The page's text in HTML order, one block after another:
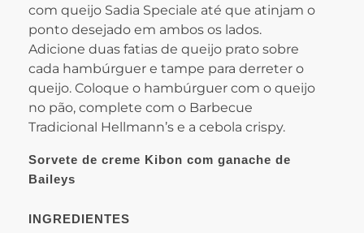
com queijo Sadia Speciale até que atinjam o
ponto desejado em ambos os lados.
Adicione duas fatias de queijo prato sobre
cada hambúrguer e tampe para derreter o
queijo. Coloque o hambúrguer com o queijo
no pão, complete com o Barbecue
Tradicional Hellmann’s e a cebola crispy.
Sorvete de creme Kibon com ganache de
Baileys
INGREDIENTES